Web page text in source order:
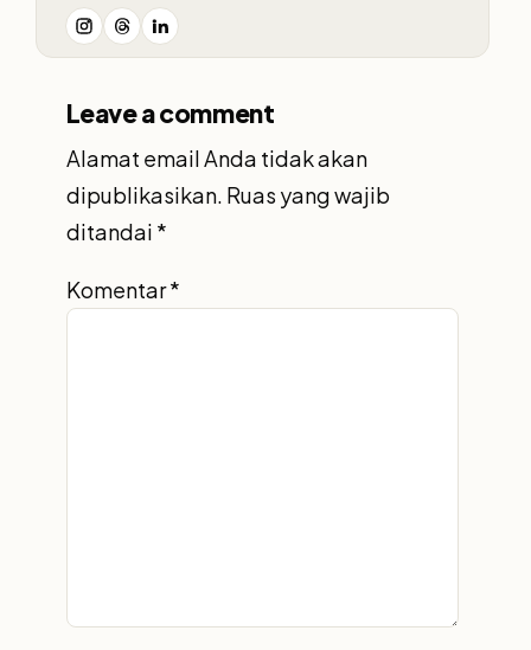
Leave a comment
Alamat email Anda tidak akan
dipublikasikan. Ruas yang wajib
ditandai *
Komentar*